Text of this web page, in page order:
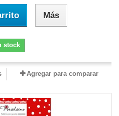
Más
stock
Agregar para comparar